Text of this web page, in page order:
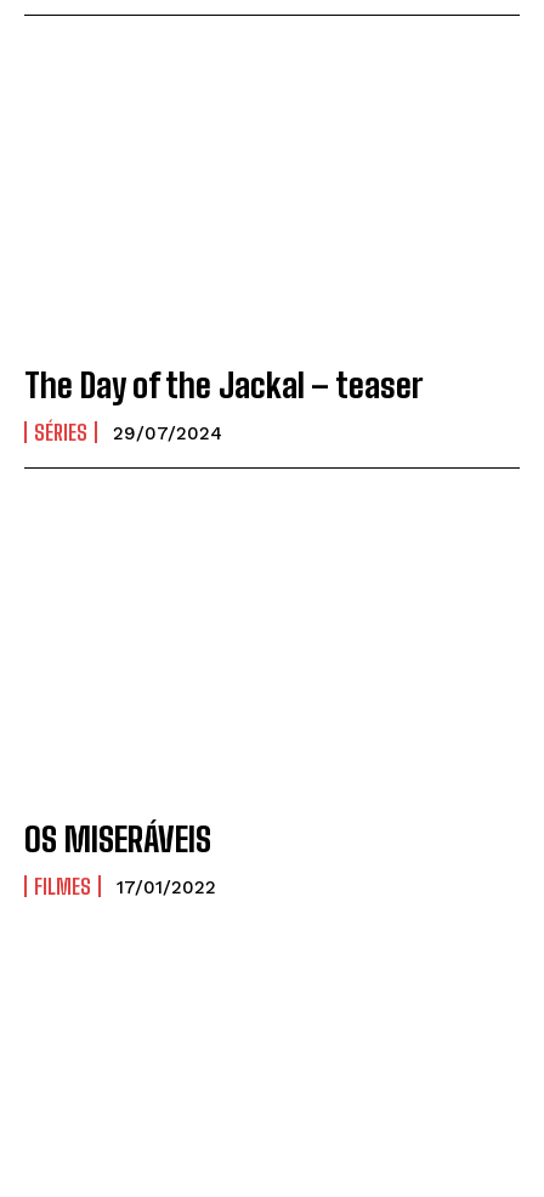
The Day of the Jackal – teaser
SÉRIES 29/07/2024
OS MISERÁVEIS
FILMES 17/01/2022